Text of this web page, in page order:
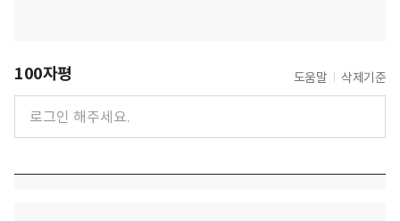
100자평 도움말 삭제기준